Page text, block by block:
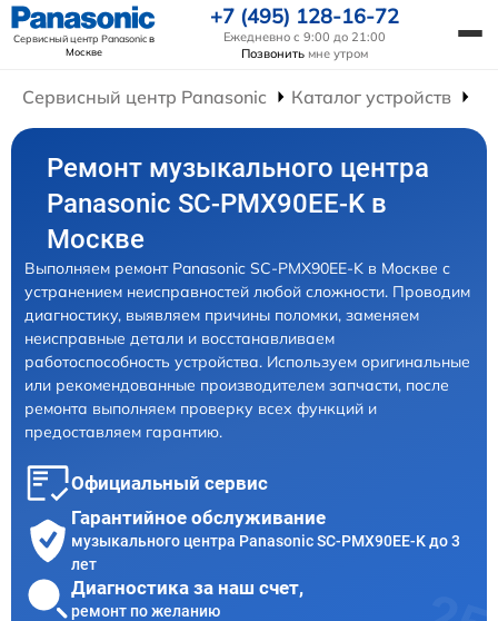
Сервисный центр Panasonicв
Москве
+7 (495) 128-16-72
Ежедневно с 9:00 до 21:00
Позвонить мне утром
Сервисный центр Panasonic Каталог устройств
Ремонт музыкального центра
Panasonic SC-PMX90EE-K в
Москве
Выполняем ремонт Panasonic SC-PMX90EE-K в Москве с
устранением неисправностей любой сложности. Проводим
диагностику, выявляем причины поломки, заменяем
неисправные детали и восстанавливаем
работоспособность устройства. Используем оригинальные
или рекомендованные производителем запчасти, после
ремонта выполняем проверку всех функций и
предоставляем гарантию.
Официальный сервис
Гарантийное обслуживание
музыкального центра Panasonic SC-PMX90EE-K до 3
лет
Диагностика за наш счет,
ремонт по желанию